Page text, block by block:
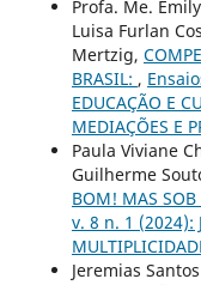
Profa. Me.
Luisa Furlan
Mertzig,
BRASIL: ,
EDUCAÇÃO E
MEDIAÇÕES E
Paula Viviane
Guilherme
BOM! MAS SOB
v. 8 n. 1 (2024):
Jeremias